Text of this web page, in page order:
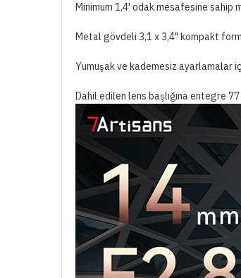
Minimum 1,4' odak mesafesine sahip
Metal gövdeli 3,1 x 3,4" kompakt
Yumuşak ve kademesiz ayarlamalar
Dahil edilen lens başlığına entegre